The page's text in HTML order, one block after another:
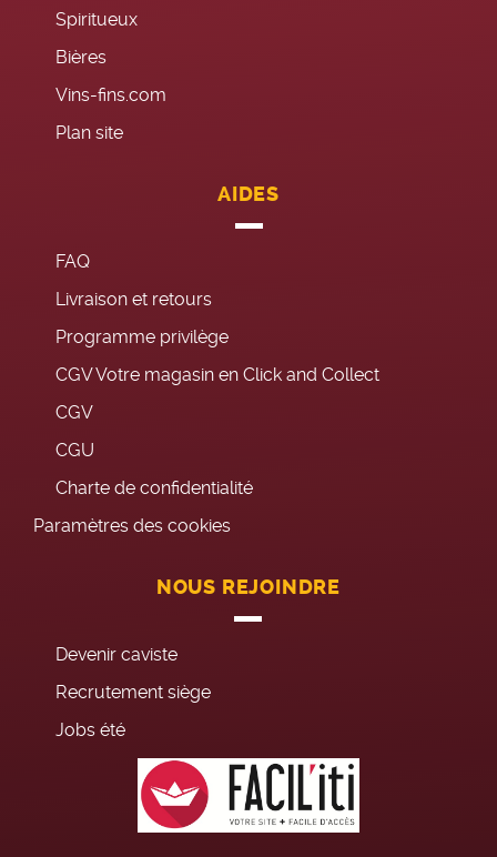
Spiritueux
Bières
Vins-fins.com
Plan site
AIDES
FAQ
Livraison et retours
Programme privilège
CGV Votre magasin en Click and Collect
CGV
CGU
Charte de confidentialité
Paramètres des cookies
NOUS REJOINDRE
Devenir caviste
Recrutement siège
Jobs été